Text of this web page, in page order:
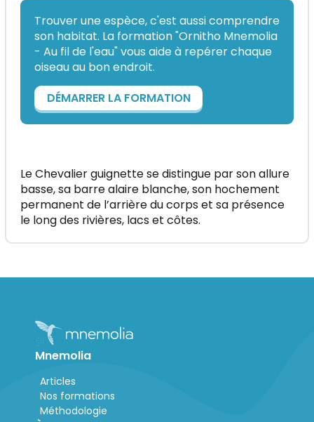
Trouver une espèce, c'est aussi comprendre
son habitat. La formation "Ornitho Mnemolia
- Au fil de l'eau" vous aide à repérer chaque
oiseau au bon endroit.
DÉMARRER LA FORMATION
Le Chevalier guignette se distingue par son allure
basse, sa barre alaire blanche, son hochement
permanent de l’arrière du corps et sa présence
le long des rivières, lacs et côtes.
Mnemolia
Articles
Nos formations
Méthodologie